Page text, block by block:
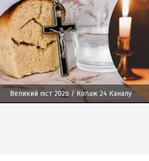
Великий піст 2026 / Колаж 24 Каналу